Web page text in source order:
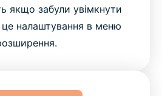
якщо забули увімкнути
це налаштування в меню